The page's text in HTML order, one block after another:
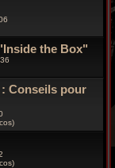
the Box"
Conseils pour